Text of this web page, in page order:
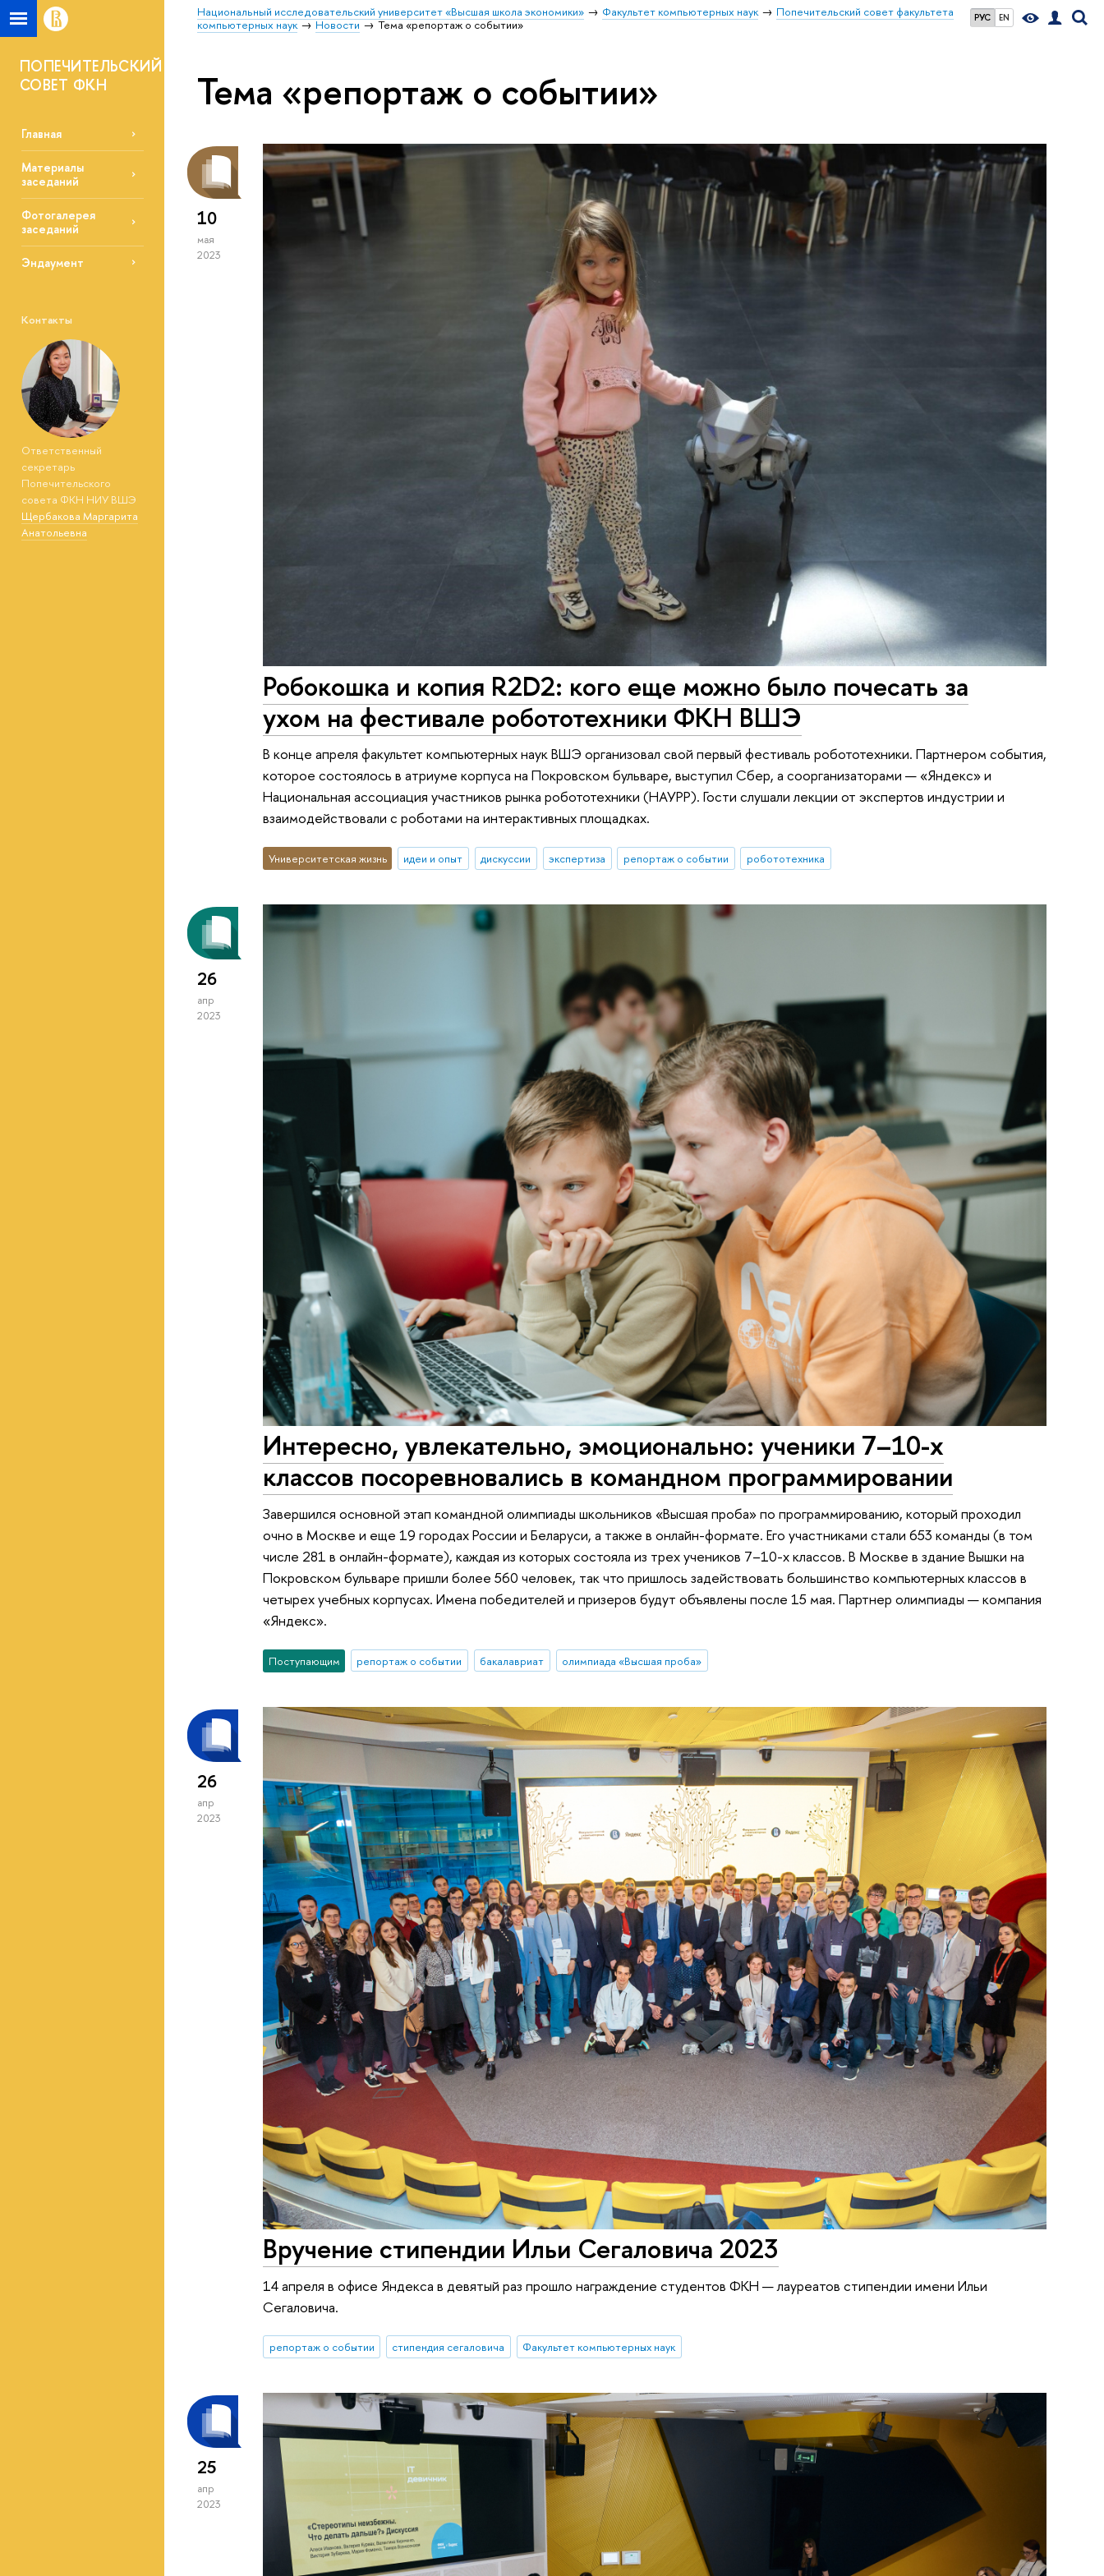
РУС EN
Национальный исследовательский университет «Высшая школа экономики» Факультет компьютерных наук
Попечительский совет факультета
компьютерных наук
Новости Тема «репортаж о событии»
ПОПЕЧИТЕЛЬСКИЙ
СОВЕТ ФКН
Главная
Материалы
заседаний
Фотогалерея
заседаний
Эндаумент
Контакты
Ответственный
секретарь
Попечительского
совета ФКН НИУ ВШЭ
Щербакова Маргарита
Анатольевна
Тема «репортаж о событии»
10
мая
2023
Робокошка и копия R2D2: кого еще можно было почесать за
ухом на фестивале робототехники ФКН ВШЭ
В конце апреля факультет компьютерных наук ВШЭ организовал свой первый фестиваль робототехники. Партнером события,
которое состоялось в атриуме корпуса на Покровском бульваре, выступил Сбер, а соорганизаторами — «Яндекс» и
Национальная ассоциация участников рынка робототехники (НАУРР). Гости слушали лекции от экспертов индустрии и
взаимодействовали с роботами на интерактивных площадках.
Университетская жизнь идеи и опыт дискуссии экспертиза репортаж о событии робототехника
26
апр
2023
Интересно, увлекательно, эмоционально: ученики 7–10-х
классов посоревновались в командном программировании
Завершился основной этап командной олимпиады школьников «Высшая проба» по программированию, который проходил
очно в Москве и еще 19 городах России и Беларуси, а также в онлайн-формате. Его участниками стали 653 команды (в том
числе 281 в онлайн-формате), каждая из которых состояла из трех учеников 7–10-х классов. В Москве в здание Вышки на
Покровском бульваре пришли более 560 человек, так что пришлось задействовать большинство компьютерных классов в
четырех учебных корпусах. Имена победителей и призеров будут объявлены после 15 мая. Партнер олимпиады — компания
«Яндекс».
Поступающим репортаж о событии бакалавриат олимпиада «Высшая проба»
26
апр
2023
Вручение стипендии Ильи Сегаловича 2023
14 апреля в офисе Яндекса в девятый раз прошло награждение студентов ФКН — лауреатов стипендии имени Ильи
Сегаловича.
репортаж о событии стипендия сегаловича Факультет компьютерных наук
25
апр
2023